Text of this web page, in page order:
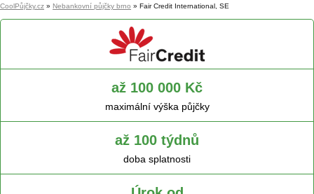
CoolPůjčky.cz » Nebankovní půjčky brno » Fair Credit International, SE
až 100 000 Kč
maximální výška půjčky
až 100 týdnů
doba splatnosti